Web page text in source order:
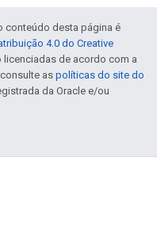
conteúdo desta página é
4.0 do Creative
de acordo com a
aspolíticas do site do
da Oracle e/ou